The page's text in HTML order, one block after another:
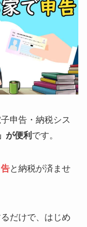
申告・納税シス
が便利 です。
と納税が済ませ
だけで、はじめ